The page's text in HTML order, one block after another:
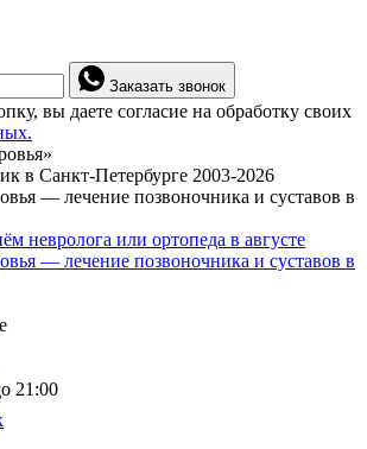
Заказать звонок
вы даете согласие на обработку своих
в Санкт-Петербурге 2003-2026
невролога или ортопеда в августе
21:00